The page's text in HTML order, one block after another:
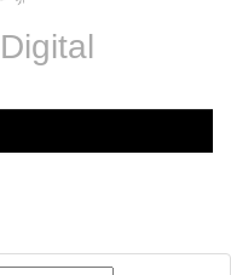
Digital